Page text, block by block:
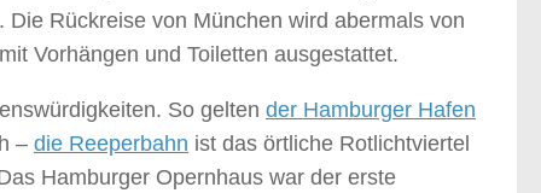
Rückreise von München wird abermals von
Vorhängen und Toiletten ausgestattet.
So gelten der Hamburger Hafen
– die Reeperbahn ist das örtliche Rotlichtviertel
Hamburger Opernhaus war der erste